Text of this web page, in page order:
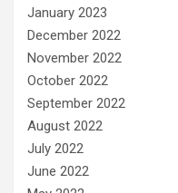
January 2023
December 2022
November 2022
October 2022
September 2022
August 2022
July 2022
June 2022